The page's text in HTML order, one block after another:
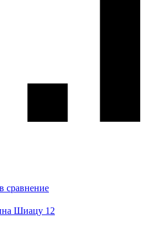
сравнение
Шиацу 12